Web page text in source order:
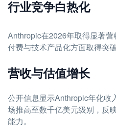
行业竞争白热化
Anthropic在2026年取得显著
付费与技术产品化方面取得突
营收与估值增长
公开信息显示Anthropic年化收
场推高至数千亿美元级别，反
能力。